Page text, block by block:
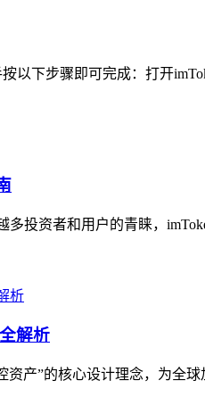
以下步骤即可完成：打开
投资者和用户的青睐，
解析
产”的核心设计理念，为全